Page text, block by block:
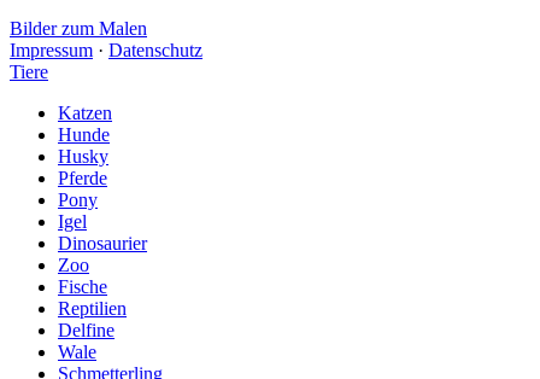
Bilder zum Malen
Impressum · Datenschutz
Tiere
Katzen
Hunde
Husky
Pferde
Pony
Igel
Dinosaurier
Zoo
Fische
Reptilien
Delfine
Wale
Schmetterling